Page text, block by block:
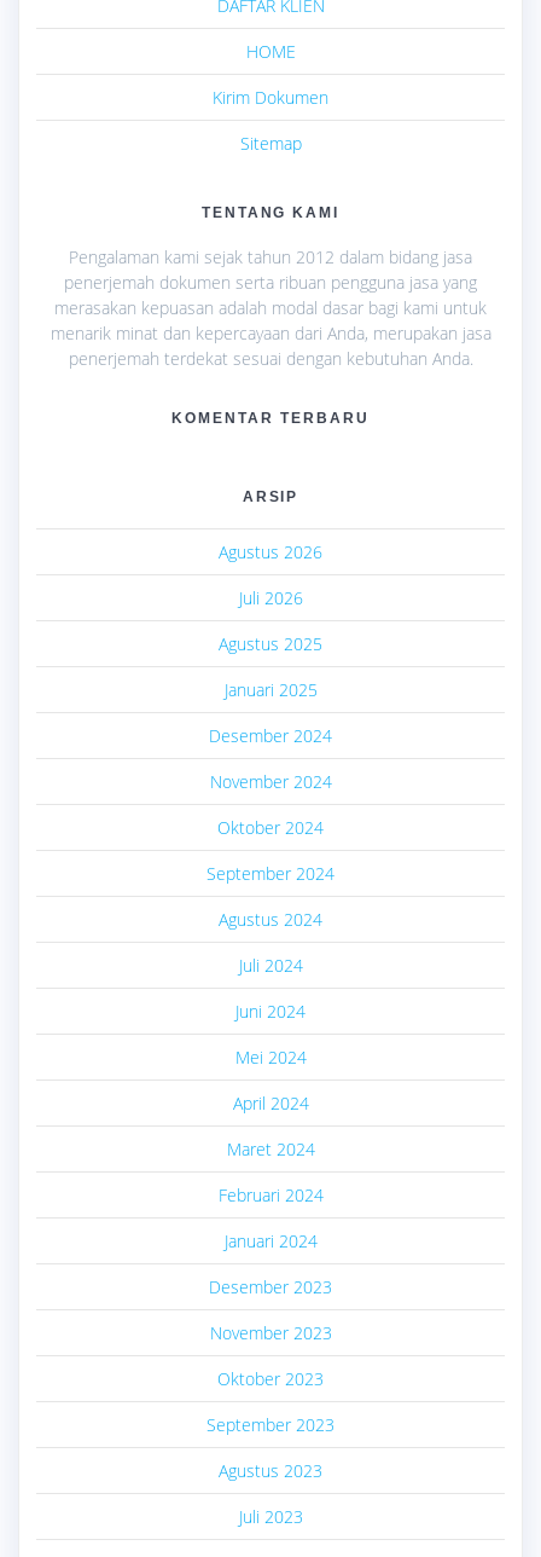
DAFTAR KLIEN
HOME
Kirim Dokumen
Sitemap
TENTANG KAMI
Pengalaman kami sejak tahun 2012 dalam bidang jasa
penerjemah dokumen serta ribuan pengguna jasa yang
merasakan kepuasan adalah modal dasar bagi kami untuk
menarik minat dan kepercayaan dari Anda, merupakan jasa
penerjemah terdekat sesuai dengan kebutuhan Anda.
KOMENTAR TERBARU
ARSIP
Agustus 2026
Juli 2026
Agustus 2025
Januari 2025
Desember 2024
November 2024
Oktober 2024
September 2024
Agustus 2024
Juli 2024
Juni 2024
Mei 2024
April 2024
Maret 2024
Februari 2024
Januari 2024
Desember 2023
November 2023
Oktober 2023
September 2023
Agustus 2023
Juli 2023